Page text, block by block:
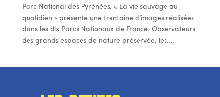
Parc National des Pyrénées. « La vie sauvage au
quotidien » présente une trentaine d’images réalisées
dans les dix Parcs Nationaux de France. Observateurs
des grands espaces de nature préservée, les...